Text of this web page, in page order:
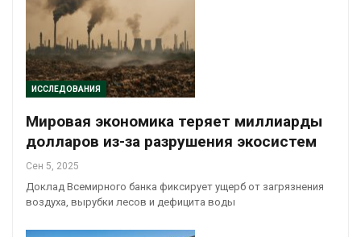
ИССЛЕДОВАНИЯ
Мировая экономика теряет миллиарды
долларов из-за разрушения экосистем
Сен 5, 2025
Доклад Всемирного банка фиксирует ущерб от загрязнения
воздуха, вырубки лесов и дефицита воды